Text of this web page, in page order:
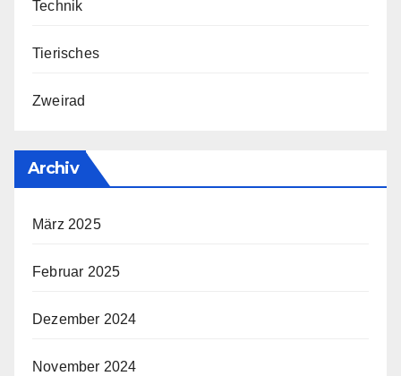
Technik
Tierisches
Zweirad
Archiv
März 2025
Februar 2025
Dezember 2024
November 2024